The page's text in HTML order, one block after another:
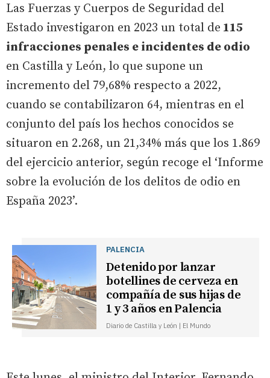
Las Fuerzas y Cuerpos de Seguridad del
Estado investigaron en 2023 un total de 115
infracciones penales e incidentes de odio
en Castilla y León, lo que supone un
incremento del 79,68% respecto a 2022,
cuando se contabilizaron 64, mientras en el
conjunto del país los hechos conocidos se
situaron en 2.268, un 21,34% más que los 1.869
del ejercicio anterior, según recoge el ‘Informe
sobre la evolución de los delitos de odio en
España 2023’.
PALENCIA
Detenido por lanzar
botellines de cerveza en
compañía de sus hijas de
1 y 3 años en Palencia
Diario de Castilla y León | El Mundo